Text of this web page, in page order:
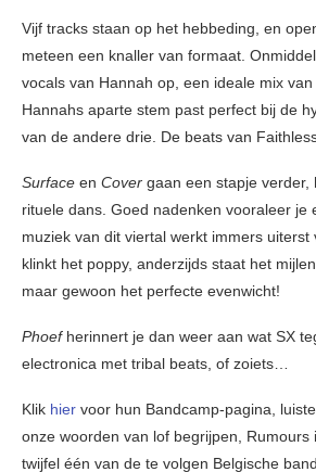
Vijf tracks staan op het hebbeding, en
meteen een knaller van formaat.
vocals van Hannah op, een ideale mix
Hannahs aparte stem past perfect bij de
van de andere drie. De beats van
Surface en Cover gaan een stapje verder,
rituele dans. Goed nadenken vooraleer je
muziek van dit viertal werkt immers uiterst
klinkt het poppy, anderzijds staat het
maar gewoon het perfecte evenwicht!
Phoef herinnert je dan weer aan wat SX
electronica met tribal beats, of zoiets…
Klik hier voor hun Bandcamp-pagina,
onze woorden van lof begrijpen, Rumours
twijfel één van de te volgen Belgische